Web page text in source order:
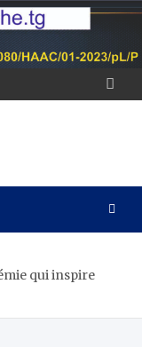
qui inspire